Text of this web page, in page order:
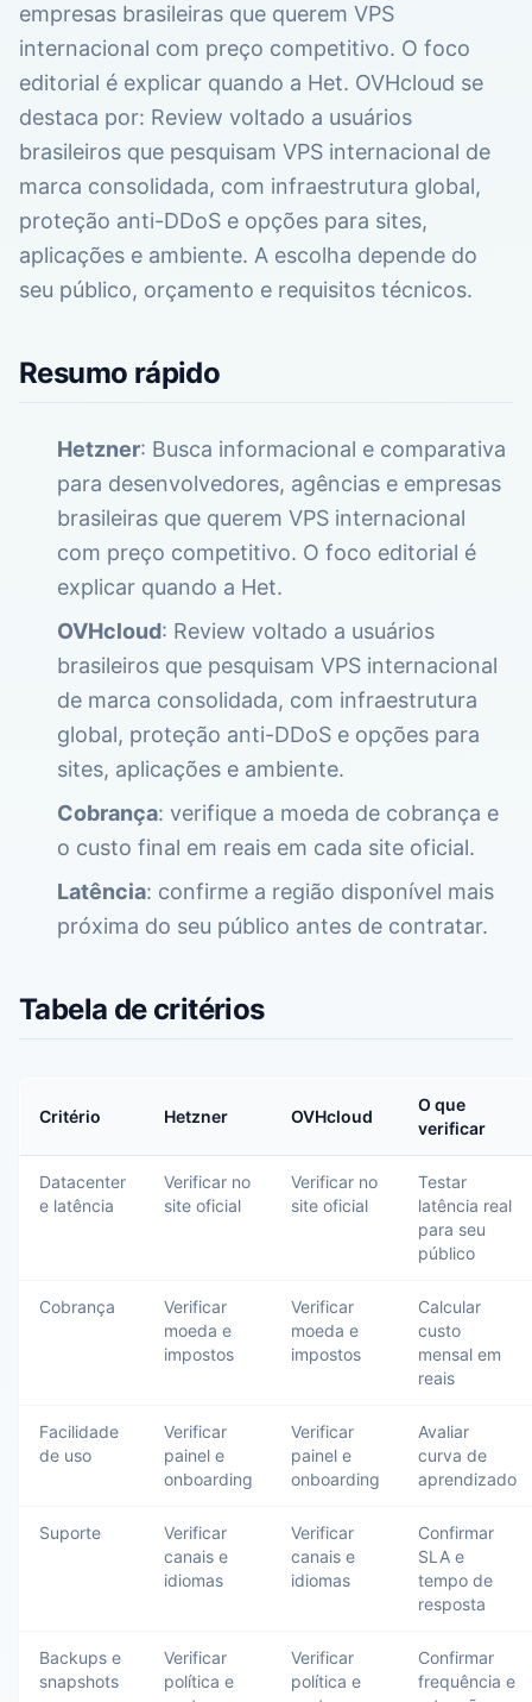
empresas brasileiras que querem VPS
internacional com preço competitivo. O foco
editorial é explicar quando a Het. OVHcloud se
destaca por: Review voltado a usuários
brasileiros que pesquisam VPS internacional de
marca consolidada, com infraestrutura global,
proteção anti-DDoS e opções para sites,
aplicações e ambiente. A escolha depende do
seu público, orçamento e requisitos técnicos.
Resumo rápido
Hetzner: Busca informacional e comparativa
para desenvolvedores, agências e empresas
brasileiras que querem VPS internacional
com preço competitivo. O foco editorial é
explicar quando a Het.
OVHcloud: Review voltado a usuários
brasileiros que pesquisam VPS internacional
de marca consolidada, com infraestrutura
global, proteção anti-DDoS e opções para
sites, aplicações e ambiente.
Cobrança: verifique a moeda de cobrança e
o custo final em reais em cada site oficial.
Latência: confirme a região disponível mais
próxima do seu público antes de contratar.
Tabela de critérios
Critério Hetzner OVHcloud
O que
verificar
Datacenter
e latência
Verificar no
site oficial
Verificar no
site oficial
Testar
latência real
para seu
público
Cobrança
Verificar
moeda e
impostos
Verificar
moeda e
impostos
Calcular
custo
mensal em
reais
Facilidade
de uso
Verificar
painel e
onboarding
Verificar
painel e
onboarding
Avaliar
curva de
aprendizado
Suporte
Verificar
canais e
idiomas
Verificar
canais e
idiomas
Confirmar
SLA e
tempo de
resposta
Backups e
snapshots
Verificar
política e
Verificar
política e
Confirmar
frequência e